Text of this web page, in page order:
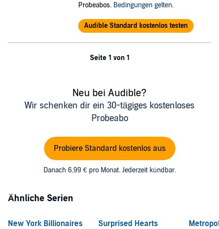
Probeabos. Bedingungen gelten.
Audible Standard kostenlos testen
Seite 1 von 1
Neu bei Audible?
Wir schenken dir ein 30-tägiges kostenloses
Probeabo
Probiere Standard kostenlos aus
Danach 6,99 € pro Monat. Jederzeit kündbar.
Ähnliche Serien
New York Billionaires
Surprised Hearts